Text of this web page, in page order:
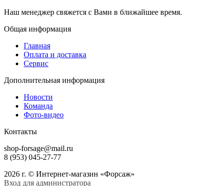
Наш менеджер свяжется с Вами в ближайшее время.
Общая информация
Главная
Оплата и доставка
Сервис
Дополнительная информация
Новости
Команда
Фото-видео
Контакты
shop-forsage@mail.ru
8 (953) 045-27-77
2026 г. © Интернет-магазин «Форсаж»
Вход для администратора